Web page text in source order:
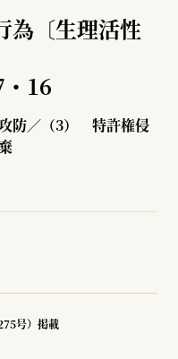
為〔生理活性
16
防／（3） 特許権侵
号）掲載